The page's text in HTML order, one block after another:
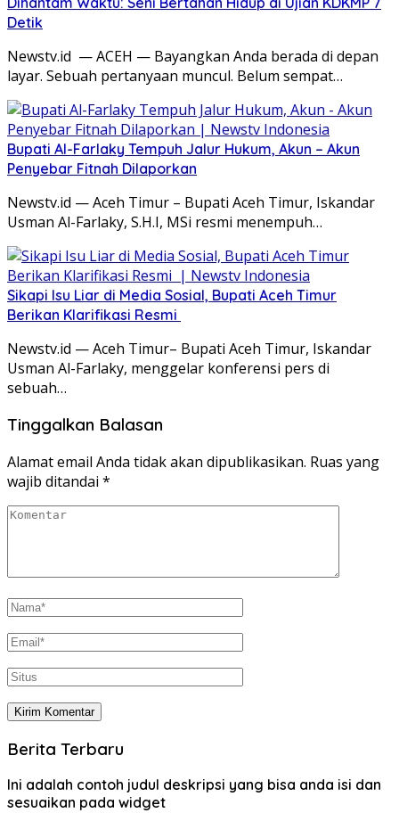
Detik
Newstv.id — ACEH — Bayangkan Anda berada di depan
layar. Sebuah pertanyaan muncul. Belum sempat…
Bupati Al-Farlaky Tempuh Jalur Hukum, Akun – Akun
Penyebar Fitnah Dilaporkan
Newstv.id — Aceh Timur – Bupati Aceh Timur, Iskandar
Usman Al-Farlaky, S.H.I, MSi resmi menempuh…
Sikapi Isu Liar di Media Sosial, Bupati Aceh Timur
Berikan Klarifikasi Resmi ‎
Newstv.id — Aceh Timur– Bupati Aceh Timur, Iskandar
Usman Al-Farlaky, menggelar konferensi pers di
sebuah…
Tinggalkan Balasan
Alamat email Anda tidak akan dipublikasikan. Ruas yang
wajib ditandai *
Berita Terbaru
Ini adalah contoh judul deskripsi yang bisa anda isi dan
sesuaikan pada widget